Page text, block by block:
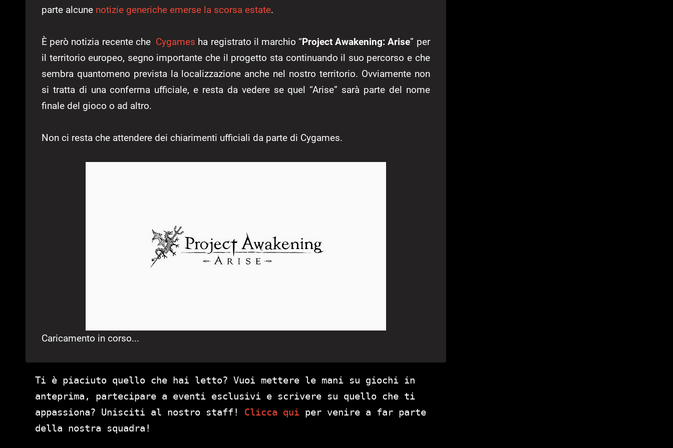
parte alcune notizie generiche emerse la scorsa estate.
È però notizia recente che Cygames ha registrato il marchio “Project Awakening: Arise” per
il territorio europeo, segno importante che il progetto sta continuando il suo percorso e che
sembra quantomeno prevista la localizzazione anche nel nostro territorio. Ovviamente non
si tratta di una conferma ufficiale, e resta da vedere se quel “Arise” sarà parte del nome
finale del gioco o ad altro.
Non ci resta che attendere dei chiarimenti ufficiali da parte di Cygames.
Caricamento in corso...
Ti è piaciuto quello che hai letto? Vuoi mettere le mani su giochi in
anteprima, partecipare a eventi esclusivi e scrivere su quello che ti
appassiona? Unisciti al nostro staff! Clicca qui per venire a far parte
della nostra squadra!